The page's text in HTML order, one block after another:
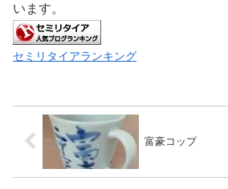
います。
セミリタイアランキング
富豪コップ